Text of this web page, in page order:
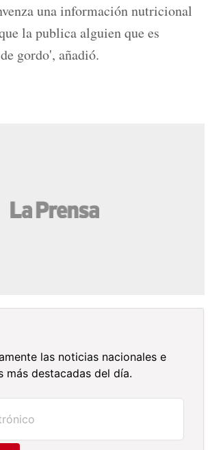
una información nutricional
la publica alguien que es
gordo', añadió.
las noticias nacionales e
más destacadas del día.